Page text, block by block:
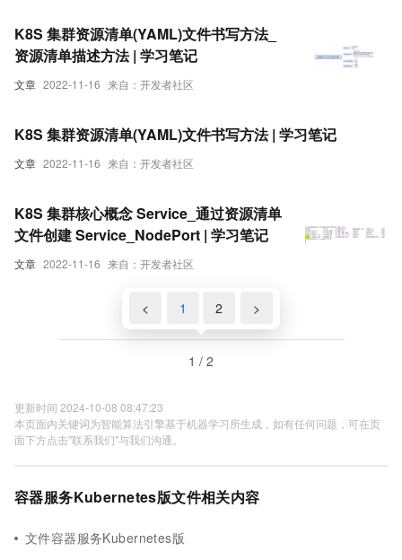
文章 2022-11-16 来自：开发者社区
K8S 集群资源清单(YAML)文件书写方法_
资源清单描述方法 | 学习笔记
文章 2022-11-16 来自：开发者社区
K8S 集群资源清单(YAML)文件书写方法 | 学习笔记
文章 2022-11-16 来自：开发者社区
K8S 集群核心概念 Service_通过资源清单
文件创建 Service_NodePort | 学习笔记
< 1 2 >
1 / 2
更新时间 2024-10-08 08:47:23
本页面内关键词为智能算法引擎基于机器学习所生成，如有任何问题，可在页
面下方点击"联系我们"与我们沟通。
容器服务Kubernetes版文件相关内容
文件容器服务Kubernetes版